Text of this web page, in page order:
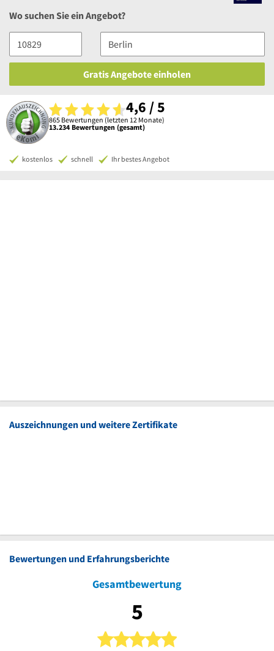
Wo suchen Sie ein Angebot?
Gratis Angebote einholen
4,6 / 5
865 Bewertungen (letzten 12 Monate)
13.234 Bewertungen (gesamt)
kostenlos schnell Ihr bestes Angebot
Auszeichnungen und weitere Zertifikate
Bewertungen und Erfahrungsberichte
Gesamtbewertung
5
5 von 5 Sternen